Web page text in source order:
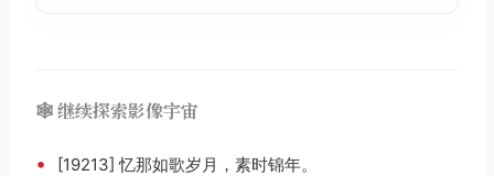
🕸️ 继续探索影像宇宙
• [19213] 忆那如歌岁月，素时锦年。 ​​​​